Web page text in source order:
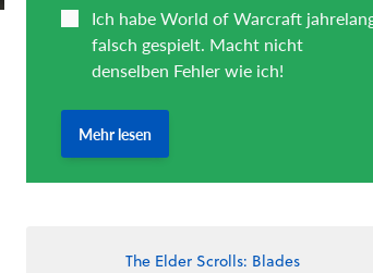
The Elder Scrolls: Blades